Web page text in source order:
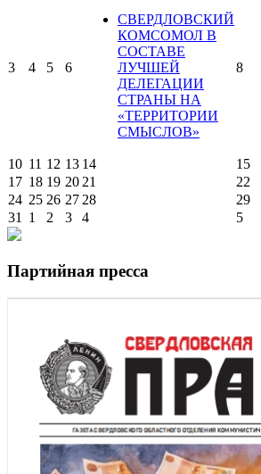
3 4 5 6
СВЕРДЛОВСКИЙ
КОМСОМОЛ В
СОСТАВЕ
ЛУЧШЕЙ
ДЕЛЕГАЦИИ
СТРАНЫ НА
«ТЕРРИТОРИИ
СМЫСЛОВ»
8
10 11 12 13 14 15
17 18 19 20 21 22
24 25 26 27 28 29
31
1 2 3 4 5
Партийная пресса